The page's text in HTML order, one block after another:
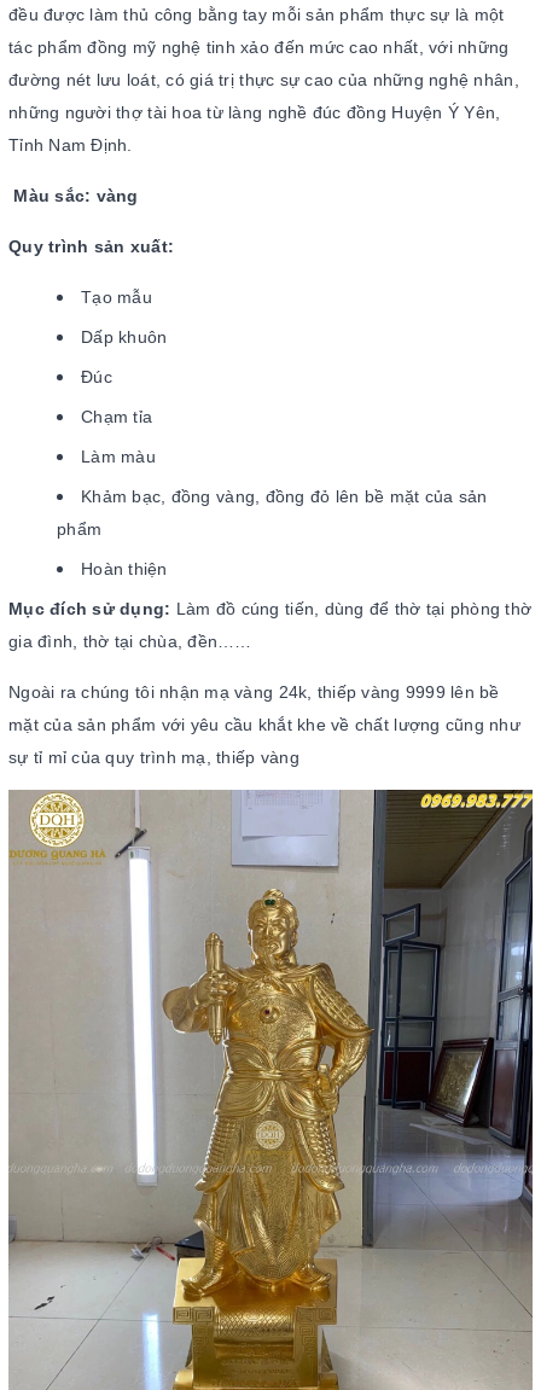
đều được làm thủ công bằng tay mỗi sản phẩm thực sự là một
tác phẩm đồng mỹ nghệ tinh xảo đến mức cao nhất, với những
đường nét lưu loát, có giá trị thực sự cao của những nghệ nhân,
những người thợ tài hoa từ làng nghề đúc đồng Huyện Ý Yên,
Tỉnh Nam Định.
Màu sắc: vàng
Quy trình sản xuất:
Tạo mẫu
Dấp khuôn
Đúc
Chạm tỉa
Làm màu
Khảm bạc, đồng vàng, đồng đỏ lên bề mặt của sản
phẩm
Hoàn thiện
Mục đích sử dụng: Làm đồ cúng tiến, dùng để thờ tại phòng thờ
gia đình, thờ tại chùa, đền……
Ngoài ra chúng tôi nhận mạ vàng 24k, thiếp vàng 9999 lên bề
mặt của sản phẩm với yêu cầu khắt khe về chất lượng cũng như
sự tỉ mỉ của quy trình mạ, thiếp vàng